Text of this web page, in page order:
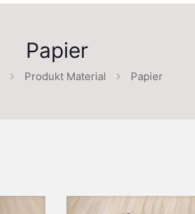
Papier
Produkt Material Papier